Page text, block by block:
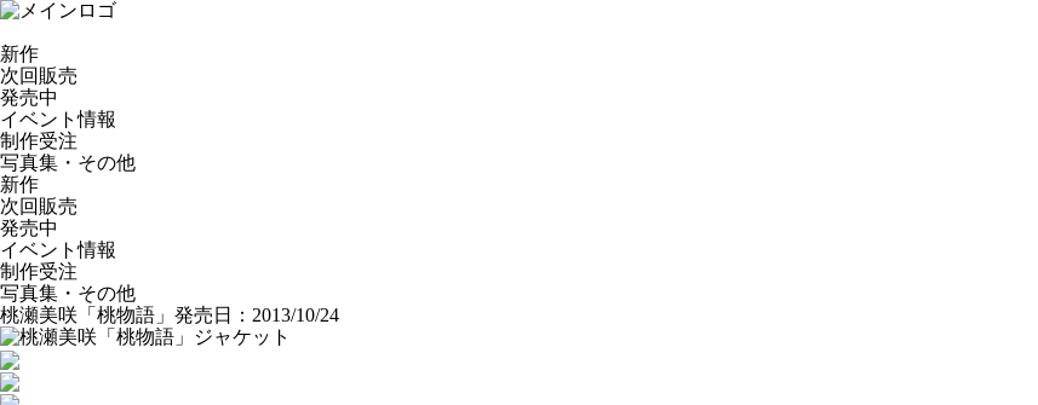
新作
次回販売
発売中
イベント情報
制作受注
写真集・その他
新作
次回販売
発売中
イベント情報
制作受注
写真集・その他
桃瀬美咲「桃物語」 発売日：2013/10/24